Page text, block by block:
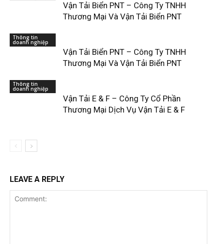
Vận Tải Biển PNT – Công Ty TNHH
Thương Mại Và Vận Tải Biển PNT
Thông tin
doanh nghiệp
Vận Tải Biển PNT – Công Ty TNHH
Thương Mại Và Vận Tải Biển PNT
Thông tin
doanh nghiệp
Vận Tải E & F – Công Ty Cổ Phần
Thương Mại Dịch Vụ Vận Tải E & F
LEAVE A REPLY